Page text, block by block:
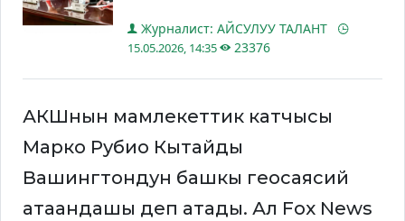
Журналист: АЙСУЛУУ ТАЛАНТ
15.05.2026, 14:35 23376
АКШнын мамлекеттик катчысы
Марко Рубио Кытайды
Вашингтондун башкы геосаясий
атаандашы деп атады. Ал Fox News